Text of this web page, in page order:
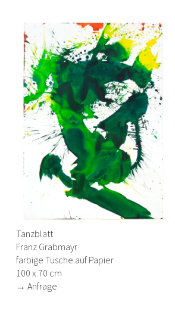
Tanzblatt
Franz Grabmayr
farbige Tusche auf Papier
100 x 70 cm
→ Anfrage